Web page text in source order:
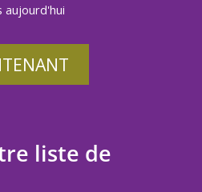
aujourd'hui
liste de